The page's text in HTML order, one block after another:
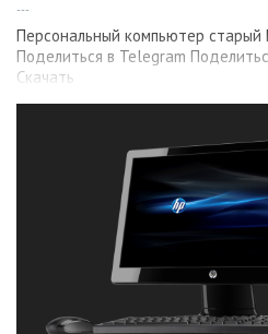
---
Персональный компьютер старый
Поделиться в Telegram
Скачать